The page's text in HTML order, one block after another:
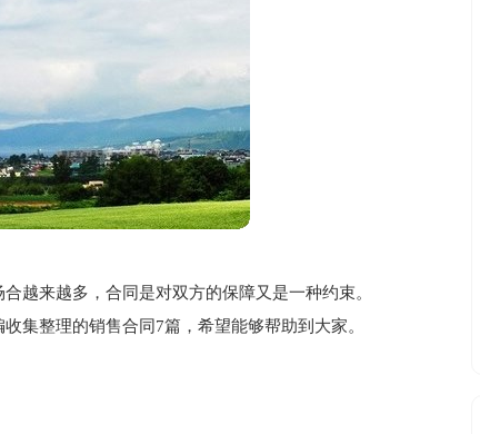
越来越多，合同是对双方的保障又是一种约束。
集整理的销售合同7篇，希望能够帮助到大家。